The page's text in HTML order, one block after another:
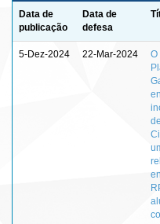
Data de
publicação
Data de
defesa
5-Dez-2024 22-Mar-2024
O
de